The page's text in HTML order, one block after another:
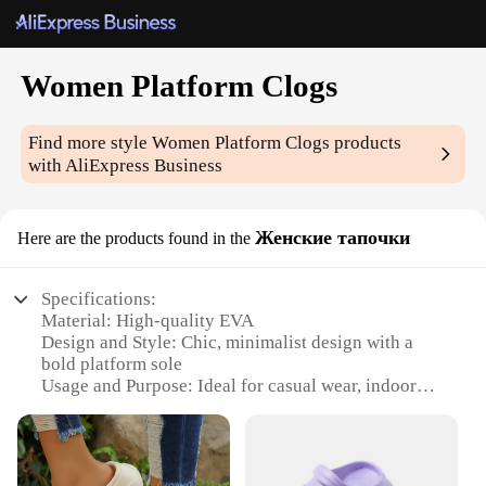
Women Platform Clogs
Find more styleWomen Platform Clogs products
with AliExpress Business
Here are the products found in the Женские тапочки
Specifications:
Material: High-quality EVA
Design and Style: Chic, minimalist design with a
bold platform sole
Usage and Purpose: Ideal for casual wear, indoor
Performance and Property: Durable, lightweight,
and comfortable
Shape or Size or Weight or Quantity: Available in